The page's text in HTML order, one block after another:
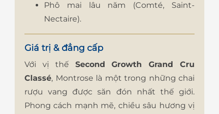
Phô mai lâu năm (Comté, Saint-
Nectaire).
Giá trị & đẳng cấp
Với vị thế Second Growth Grand Cru
Classé, Montrose là một trong những chai
rượu vang được săn đón nhất thế giới.
Phong cách mạnh mẽ, chiều sâu hương vị